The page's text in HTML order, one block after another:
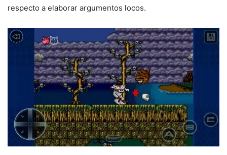
respecto a elaborar argumentos locos.